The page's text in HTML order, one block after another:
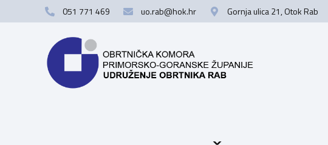
051 771 469 uo.rab@hok.hr Gornja ulica 21, Otok Rab